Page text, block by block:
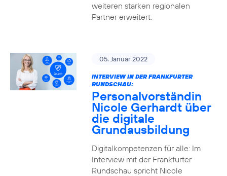
weiteren starken regionalen
Partner erweitert.
05. Januar 2022
INTERVIEW IN DER FRANKFURTER
RUNDSCHAU:
Personalvorständin
Nicole Gerhardt über
die digitale
Grundausbildung
Digitalkompetenzen für alle: Im
Interview mit der Frankfurter
Rundschau spricht Nicole